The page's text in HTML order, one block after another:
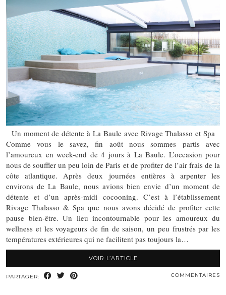
Un moment de détente à La Baule avec Rivage Thalasso et Spa
Comme vous le savez, fin août nous sommes partis avec
l’amoureux en week-end de 4 jours à La Baule. L’occasion pour
nous de souffler un peu loin de Paris et de profiter de l’air frais de la
côte atlantique. Après deux journées entières à arpenter les
environs de La Baule, nous avions bien envie d’un moment de
détente et d’un après-midi cocooning. C’est à l’établissement
Rivage Thalasso & Spa que nous avons décidé de profiter cette
pause bien-être. Un lieu incontournable pour les amoureux du
wellness et les voyageurs de fin de saison, un peu frustrés par les
températures extérieures qui ne facilitent pas toujours la…
VOIR L’ARTICLE
PARTAGER: COMMENTAIRES